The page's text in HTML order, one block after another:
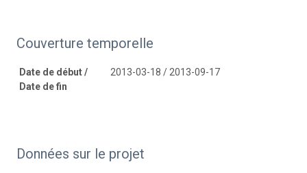
Couverture temporelle
Date de début /
Date de fin
2013-03-18 / 2013-09-17
Données sur le projet